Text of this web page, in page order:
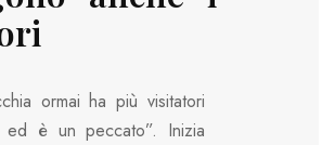
ormai ha più visitatori
ed è un peccato”. Inizia